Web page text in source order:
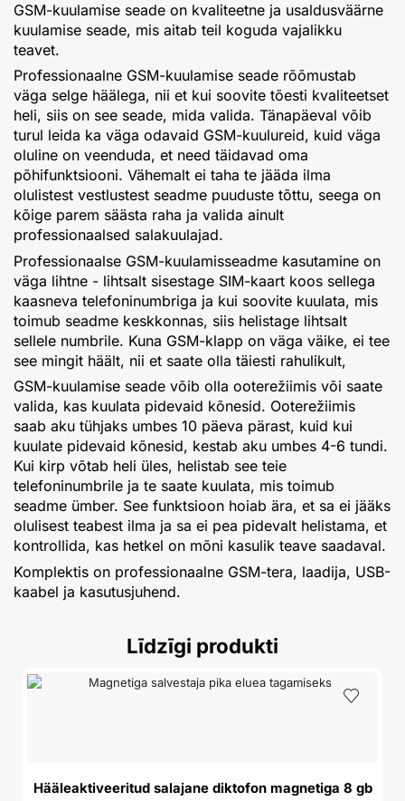
GSM-kuulamise seade on kvaliteetne ja usaldusväärne
kuulamise seade, mis aitab teil koguda vajalikku
teavet.
Professionaalne GSM-kuulamise seade rõõmustab
väga selge häälega, nii et kui soovite tõesti kvaliteetset
heli, siis on see seade, mida valida. Tänapäeval võib
turul leida ka väga odavaid GSM-kuulureid, kuid väga
oluline on veenduda, et need täidavad oma
põhifunktsiooni. Vähemalt ei taha te jääda ilma
olulistest vestlustest seadme puuduste tõttu, seega on
kõige parem säästa raha ja valida ainult
professionaalsed salakuulajad.
Professionaalse GSM-kuulamisseadme kasutamine on
väga lihtne - lihtsalt sisestage SIM-kaart koos sellega
kaasneva telefoninumbriga ja kui soovite kuulata, mis
toimub seadme keskkonnas, siis helistage lihtsalt
sellele numbrile. Kuna GSM-klapp on väga väike, ei tee
see mingit häält, nii et saate olla täiesti rahulikult,
GSM-kuulamise seade võib olla ooterežiimis või saate
valida, kas kuulata pidevaid kõnesid. Ooterežiimis
saab aku tühjaks umbes 10 päeva pärast, kuid kui
kuulate pidevaid kõnesid, kestab aku umbes 4-6 tundi.
Kui kirp võtab heli üles, helistab see teie
telefoninumbrile ja te saate kuulata, mis toimub
seadme ümber. See funktsioon hoiab ära, et sa ei jääks
olulisest teabest ilma ja sa ei pea pidevalt helistama, et
kontrollida, kas hetkel on mõni kasulik teave saadaval.
Komplektis on professionaalne GSM-tera, laadija, USB-
kaabel ja kasutusjuhend.
Līdzīgi produkti
Hääleaktiveeritud salajane diktofon magnetiga 8 gb